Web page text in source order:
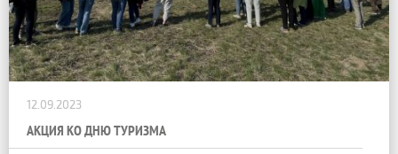
12.09.2023
АКЦИЯ КО ДНЮ ТУРИЗМА